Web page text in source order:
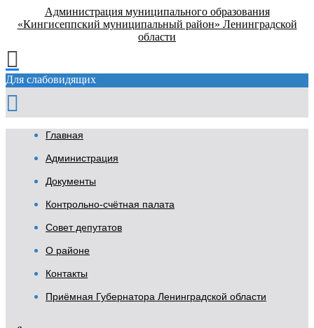
Администрация муниципального образования
«Кингисеппский муниципальный район» Ленинградской
области
Для слабовидящих
Главная
Администрация
Документы
Контрольно-счётная палата
Совет депутатов
О районе
Контакты
Приёмная Губернатора Ленинградской области